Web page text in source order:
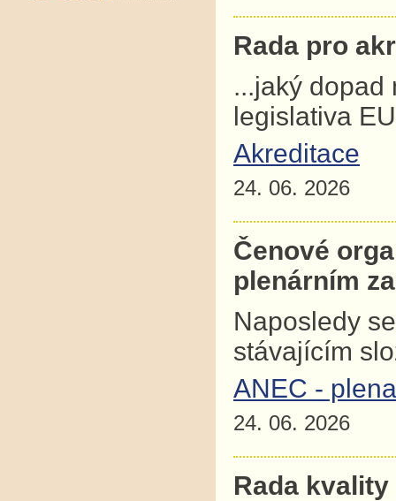
Rada pro
...jaký dopad
legislativa
Akreditace
24. 06. 2026
Čenové
plenárním
Naposledy
stávajícím
ANEC -
24. 06. 2026
Rada